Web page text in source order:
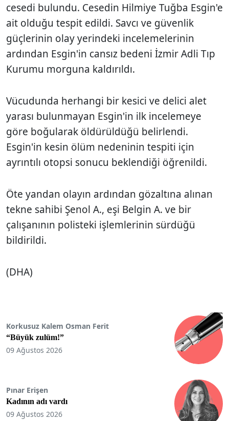
cesedi bulundu. Cesedin Hilmiye Tuğba Esgin'e
ait olduğu tespit edildi. Savcı ve güvenlik
güçlerinin olay yerindeki incelemelerinin
ardından Esgin'in cansız bedeni İzmir Adli Tıp
Kurumu morguna kaldırıldı.
Vücudunda herhangi bir kesici ve delici alet
yarası bulunmayan Esgin'in ilk incelemeye
göre boğularak öldürüldüğü belirlendi.
Esgin'in kesin ölüm nedeninin tespiti için
ayrıntılı otopsi sonucu beklendiği öğrenildi.
Öte yandan olayın ardından gözaltına alınan
tekne sahibi Şenol A., eşi Belgin A. ve bir
çalışanının polisteki işlemlerinin sürdüğü
bildirildi.
(DHA)
Korkusuz Kalem Osman Ferit
“Büyük zulüm!”
09 Ağustos 2026
Pınar Erişen
Kadının adı vardı
09 Ağustos 2026